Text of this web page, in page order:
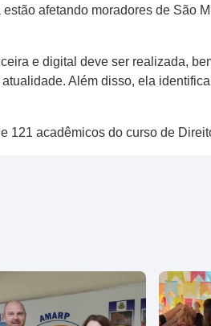
afetando moradores de São
e digital deve ser realizada,
Além disso, ela
121 acadêmicos do curso de